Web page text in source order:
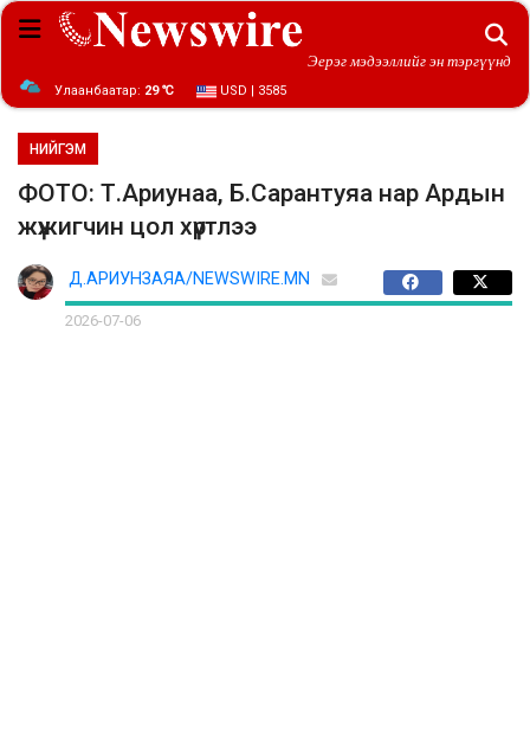
Эерэг мэдээллийг эн тэргүүнд
Улаанбаатар: 29 ℃ USD | 3585
НИЙГЭМ
ФОТО: Т.Ариунаа, Б.Сарантуяа нар Ардын
жүжигчин цол хүртлээ
Д.АРИУНЗАЯА/NEWSWIRE.MN
2026-07-06